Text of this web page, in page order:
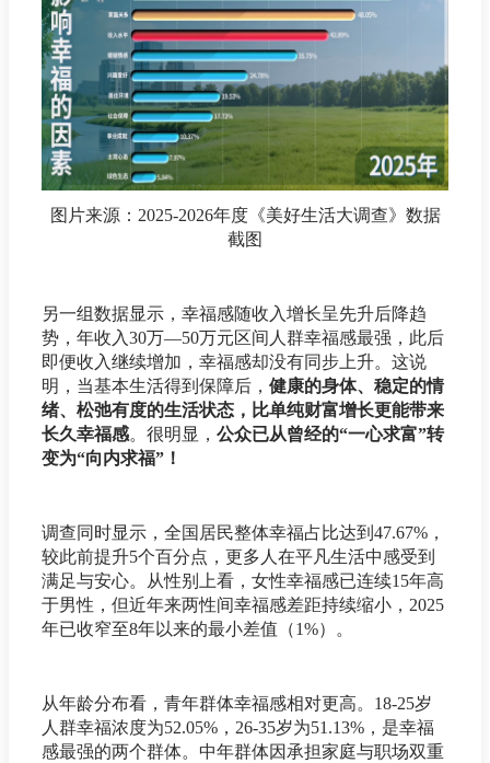
图片来源：2025-2026年度《美好生活大调查》数据
截图
另一组数据显示，幸福感随收入增长呈先升后降趋
势，年收入30万—50万元区间人群幸福感最强，此后
即便收入继续增加，幸福感却没有同步上升。这说
明，当基本生活得到保障后， 健康的身体、稳定的情
绪、松弛有度的生活状态，比单纯财富增长更能带来
长久幸福感。很明显， 公众已从曾经的“一心求富”转
变为“向内求福”！
调查同时显示，全国居民整体幸福占比达到47.67%，
较此前提升5个百分点，更多人在平凡生活中感受到
满足与安心。从性别上看，女性幸福感已连续15年高
于男性，但近年来两性间幸福感差距持续缩小，2025
年已收窄至8年以来的最小差值（1%）。
从年龄分布看，青年群体幸福感相对更高。18-25岁
人群幸福浓度为52.05%，26-35岁为51.13%，是幸福
感最强的两个群体。中年群体因承担家庭与职场双重